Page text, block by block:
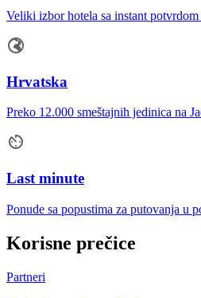
Veliki izbor hotela sa instant potvrdom
Hrvatska
Preko 12.000 smeštajnih jedinica na
Last minute
Ponude sa popustima za putovanja u
Korisne prečice
Partneri